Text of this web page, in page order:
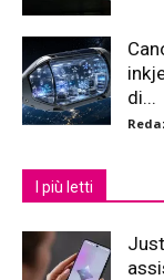
di...
I più letti